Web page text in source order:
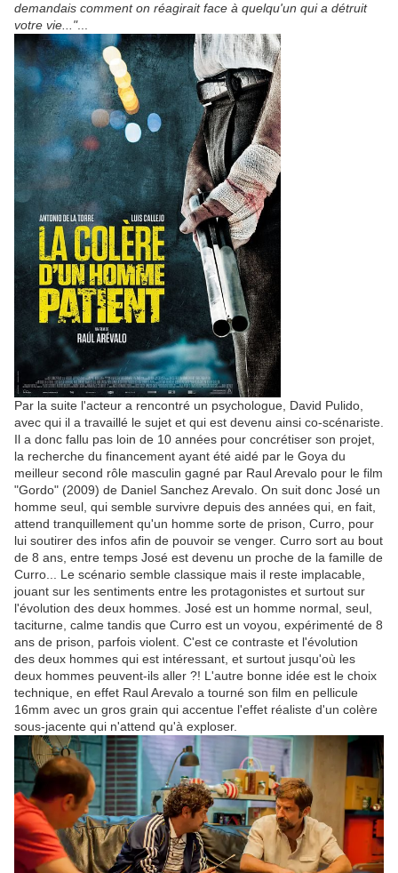
demandais comment on réagirait face à quelqu'un qui a détruit
votre vie..."...
Par la suite l'acteur a rencontré un psychologue, David Pulido,
avec qui il a travaillé le sujet et qui est devenu ainsi co-scénariste.
Il a donc fallu pas loin de 10 années pour concrétiser son projet,
la recherche du financement ayant été aidé par le Goya du
meilleur second rôle masculin gagné par Raul Arevalo pour le film
"Gordo" (2009) de Daniel Sanchez Arevalo. On suit donc José un
homme seul, qui semble survivre depuis des années qui, en fait,
attend tranquillement qu'un homme sorte de prison, Curro, pour
lui soutirer des infos afin de pouvoir se venger. Curro sort au bout
de 8 ans, entre temps José est devenu un proche de la famille de
Curro... Le scénario semble classique mais il reste implacable,
jouant sur les sentiments entre les protagonistes et surtout sur
l'évolution des deux hommes. José est un homme normal, seul,
taciturne, calme tandis que Curro est un voyou, expérimenté de 8
ans de prison, parfois violent. C'est ce contraste et l'évolution
des deux hommes qui est intéressant, et surtout jusqu'où les
deux hommes peuvent-ils aller ?! L'autre bonne idée est le choix
technique, en effet Raul Arevalo a tourné son film en pellicule
16mm avec un gros grain qui accentue l'effet réaliste d'un colère
sous-jacente qui n'attend qu'à exploser.